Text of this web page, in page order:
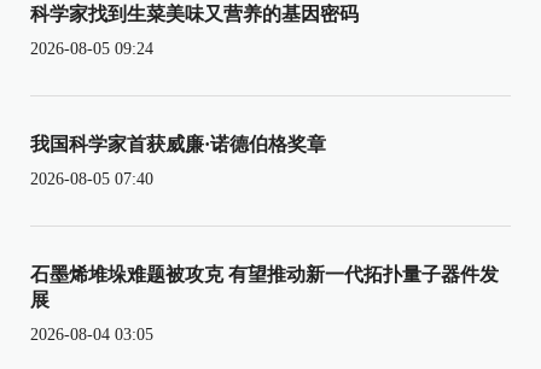
科学家找到生菜美味又营养的基因密码
2026-08-05 09:24
我国科学家首获威廉·诺德伯格奖章
2026-08-05 07:40
石墨烯堆垛难题被攻克 有望推动新一代拓扑量子器件发
展
2026-08-04 03:05